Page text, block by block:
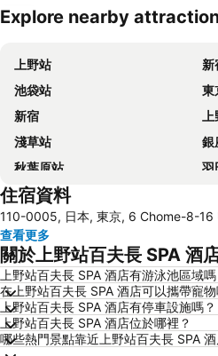
展開地圖
Explore nearby
上野站
新
池袋站
東
新宿
淺草站
銀
秋葉原站
羽
品川站
錦系釘站
橫
東京迪士尼
新
日本橋站
Haneda Airport International Terminal Station
淺
赤坂站
六本木車站
原
住宿資料
110-0005, 日本, 東京, 6 Chome-8-16
查看更多
關於上野站百夫長 SPA 酒
上野站百夫長 SPA 酒店有游泳池區域嗎
在上野站百夫長 SPA 酒店可以攜帶寵物
上野站百夫長 SPA 酒店有停車設施嗎？
上野站百夫長 SPA 酒店位於哪裡？
哪些熱門景點靠近上野站百夫長 SPA 酒